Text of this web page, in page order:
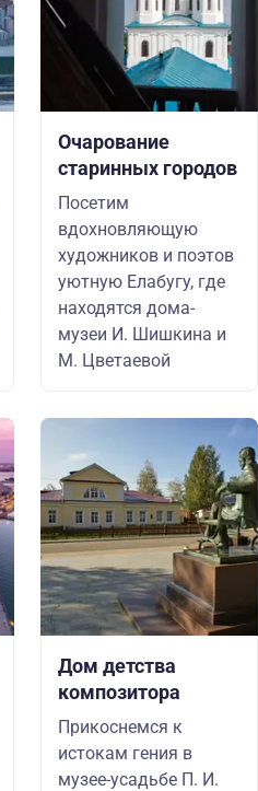
Очарование
старинных городов
Посетим
вдохновляющую
художников и поэтов
уютную Елабугу, где
находятся дома-
музеи И. Шишкина и
М. Цветаевой
Дом детства
композитора
Прикоснемся к
истокам гения в
музее-усадьбе П. И.